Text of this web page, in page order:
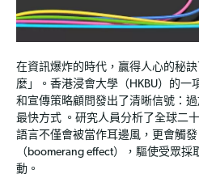
在資訊爆炸的時代，贏得人心的秘
麼」。香港浸會大學（HKBU）的一
和宣傳策略顧問發出了清晰信號：
最快方式 。研究人員分析了全球二
語言不僅會被當作耳邊風，更會觸發
（boomerang effect），驅使受眾
動。